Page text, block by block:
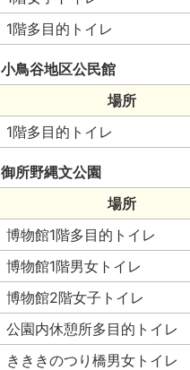
1階多目的トイレ
小鳥谷地区公民館
場所
1階多目的トイレ
御所野縄文公園
場所
博物館1階多目的トイレ
博物館1階男女トイレ
博物館2階女子トイレ
公園内休憩所多目的トイレ
きききのつり橋男女トイレ